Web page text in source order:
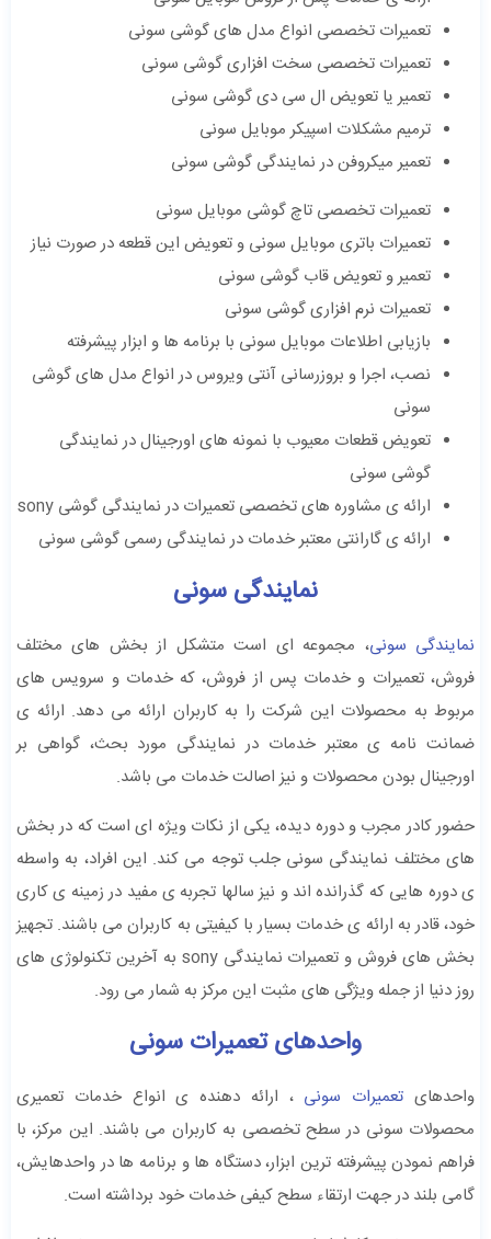
تعمیرات تخصصی انواع مدل های گوشی سونی
تعمیرات تخصصی سخت افزاری گوشی سونی
تعمیر یا تعویض ال سی دی گوشی سونی
ترمیم مشکلات اسپیکر موبایل سونی
تعمیر میکروفن در نمایندگی گوشی سونی
تعمیرات تخصصی تاچ گوشی موبایل سونی
تعمیرات باتری موبایل سونی و تعویض این قطعه در صورت نیاز
تعمیر و تعویض قاب گوشی سونی
تعمیرات نرم افزاری گوشی سونی
بازیابی اطلاعات موبایل سونی با برنامه ها و ابزار پیشرفته
نصب، اجرا و بروزرسانی آنتی ویروس در انواع مدل های گوشی
سونی
تعویض قطعات معیوب با نمونه های اورجینال در نمایندگی
گوشی سونی
ارائه ی مشاوره های تخصصی تعمیرات در نمایندگی گوشی sony
ارائه ی گارانتی معتبر خدمات در نمایندگی رسمی گوشی سونی
نمایندگی سونی
نمایندگی سونی، مجموعه ای است متشکل از بخش های مختلف
فروش، تعمیرات و خدمات پس از فروش، که خدمات و سرویس های
مربوط به محصولات این شرکت را به کاربران ارائه می دهد. ارائه ی
ضمانت نامه ی معتبر خدمات در نمایندگی مورد بحث، گواهی بر
اورجینال بودن محصولات و نیز اصالت خدمات می باشد.
حضور کادر مجرب و دوره دیده، یکی از نکات ویژه ای است که در بخش
های مختلف نمایندگی سونی جلب توجه می کند. این افراد، به واسطه
ی دوره هایی که گذرانده اند و نیز سالها تجربه ی مفید در زمینه ی کاری
خود، قادر به ارائه ی خدمات بسیار با کیفیتی به کاربران می باشند. تجهیز
بخش های فروش و تعمیرات نمایندگی sony به آخرین تکنولوژی های
روز دنیا از جمله ویژگی های مثبت این مرکز به شمار می رود.
واحدهای تعمیرات سونی
واحدهای تعمیرات سونی ، ارائه دهنده ی انواع خدمات تعمیری
محصولات سونی در سطح تخصصی به کاربران می باشند. این مرکز، با
فراهم نمودن پیشرفته ترین ابزار، دستگاه ها و برنامه ها در واحدهایش،
گامی بلند در جهت ارتقاء سطح کیفی خدمات خود برداشته است.